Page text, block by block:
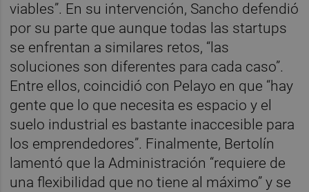
viables”. En su intervención, Sancho defendió
por su parte que aunque todas las startups
se enfrentan a similares retos, “las
soluciones son diferentes para cada caso”.
Entre ellos, coincidió con Pelayo en que “hay
gente que lo que necesita es espacio y el
suelo industrial es bastante inaccesible para
los emprendedores”. Finalmente, Bertolín
lamentó que la Administración “requiere de
una flexibilidad que no tiene al máximo” y se